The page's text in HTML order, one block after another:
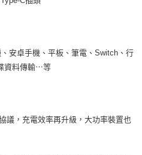
安卓手機、平板、筆電、Switch、行
資料傳輸⋯等
議，充電效率再升級，大功率裝置也